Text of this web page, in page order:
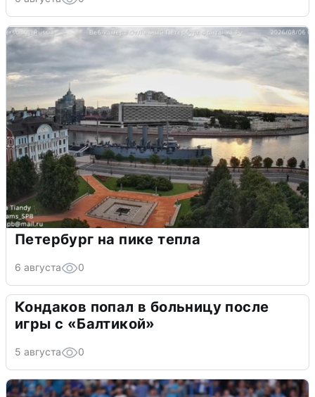
Петербург на пике тепла
6 августа 0
Кондаков попал в больницу после
игры с «Балтикой»
5 августа 0